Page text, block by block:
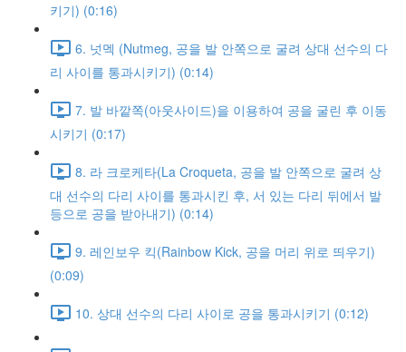
키기) (0:16)
6. 넛멕 (Nutmeg, 공을 발 안쪽으로 굴려 상대 선수의 다
리 사이를 통과시키기) (0:14)
7. 발 바깥쪽(아웃사이드)을 이용하여 공을 굴린 후 이동
시키기 (0:17)
8. 라 크로케타(La Croqueta, 공을 발 안쪽으로 굴려 상
대 선수의 다리 사이를 통과시킨 후, 서 있는 다리 뒤에서 발
등으로 공을 받아내기) (0:14)
9. 레인보우 킥(Rainbow Kick, 공을 머리 위로 띄우기)
(0:09)
10. 상대 선수의 다리 사이로 공을 통과시키기 (0:12)